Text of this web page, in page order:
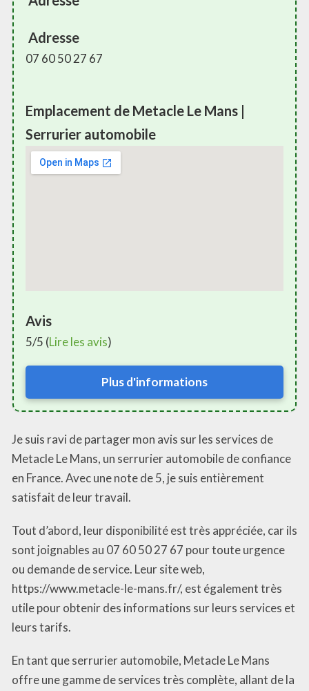
Adresse
07 60 50 27 67
Emplacement de Metacle Le Mans |
Serrurier automobile
Avis
5/5 (Lire les avis)
Plus d'informations
Je suis ravi de partager mon avis sur les services de
Metacle Le Mans, un serrurier automobile de confiance
en France. Avec une note de 5, je suis entièrement
satisfait de leur travail.
Tout d’abord, leur disponibilité est très appréciée, car ils
sont joignables au 07 60 50 27 67 pour toute urgence
ou demande de service. Leur site web,
https://www.metacle-le-mans.fr/, est également très
utile pour obtenir des informations sur leurs services et
leurs tarifs.
En tant que serrurier automobile, Metacle Le Mans
offre une gamme de services très complète, allant de la